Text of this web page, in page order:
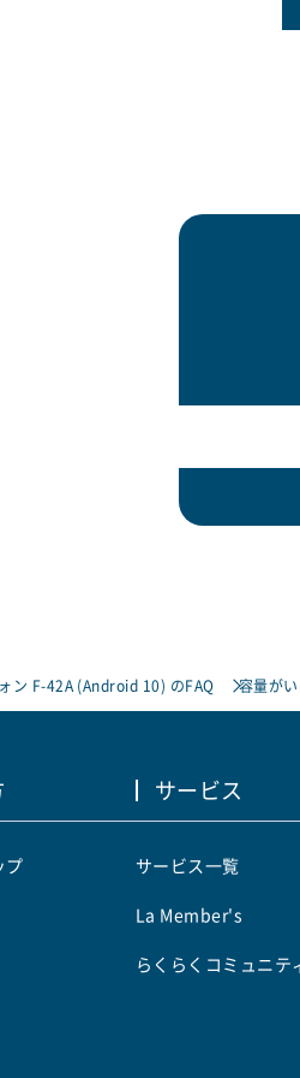
ン F-42A (Android 10) のFAQ 容量が
プ
サービス
サービス一覧
La Member's
らくらくコミュニテ